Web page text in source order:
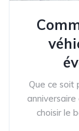
Que ce soit
choisir le